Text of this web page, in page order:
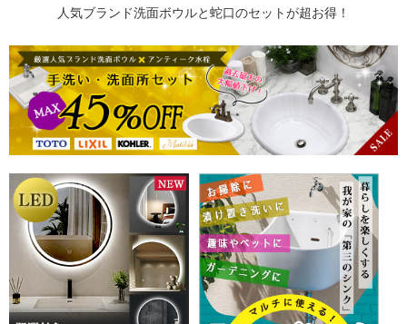
人気ブランド洗面ボウルと蛇口のセットが超お得！